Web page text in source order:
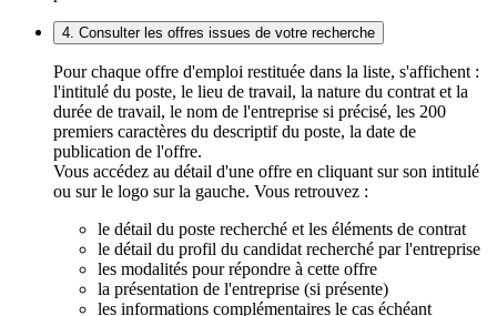
4. Consulter les offres issues de votre recherche
Pour chaque offre d'emploi restituée dans la liste, s'affichent :
l'intitulé du poste, le lieu de travail, la nature du contrat et la
durée de travail, le nom de l'entreprise si précisé, les 200
premiers caractères du descriptif du poste, la date de
publication de l'offre.
Vous accédez au détail d'une offre en cliquant sur son intitulé
ou sur le logo sur la gauche. Vous retrouvez :
le détail du poste recherché et les éléments de contrat
le détail du profil du candidat recherché par l'entreprise
les modalités pour répondre à cette offre
la présentation de l'entreprise (si présente)
les informations complémentaires le cas échéant